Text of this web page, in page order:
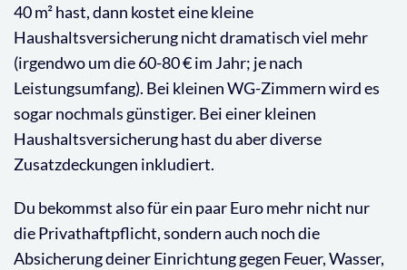
40 m² hast, dann kostet eine kleine
Haushaltsversicherung nicht dramatisch viel mehr
(irgendwo um die 60-80 € im Jahr; je nach
Leistungsumfang). Bei kleinen WG-Zimmern wird es
sogar nochmals günstiger. Bei einer kleinen
Haushaltsversicherung hast du aber diverse
Zusatzdeckungen inkludiert.
Du bekommst also für ein paar Euro mehr nicht nur
die Privathaftpflicht, sondern auch noch die
Absicherung deiner Einrichtung gegen Feuer, Wasser,